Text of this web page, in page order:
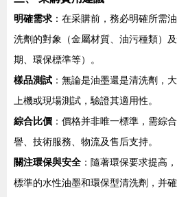
明確需求 ：在采購前，務必明確所需
洗劑的對象（金屬材質、油污種類）
期、環保標準等）。
樣品測試 ：無論是油墨還是清洗劑，
上機或現場測試，驗證其適用性。
綜合比價 ：價格并非唯一標準，需綜
譽、技術服務、物流及售后支持。
關注環保與安全 ：隨著環保要求提高
標準的水性油墨和環保型清洗劑，并確